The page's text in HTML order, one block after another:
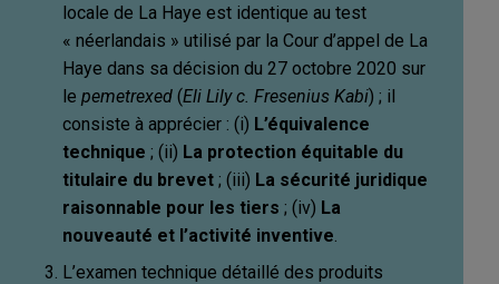
locale de La Haye est identique au test
« néerlandais » utilisé par la Cour d’appel de La
Haye dans sa décision du 27 octobre 2020 sur
le pemetrexed (Eli Lily c. Fresenius Kabi) ; il
consiste à apprécier : (i) L’équivalence
technique ; (ii) La protection équitable du
titulaire du brevet ; (iii) La sécurité juridique
raisonnable pour les tiers ; (iv) La
nouveauté et l’activité inventive
L’examen technique détaillé des produits